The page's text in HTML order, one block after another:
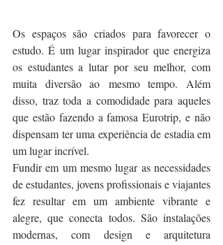
Os espaços são criados para favorecer o
estudo. É um lugar inspirador que energiza
os estudantes a lutar por seu melhor, com
muita diversão ao mesmo tempo. Além
disso, traz toda a comodidade para aqueles
que estão fazendo a famosa Eurotrip, e não
dispensam ter uma experiência de estadia em
um lugar incrível.
Fundir em um mesmo lugar as necessidades
de estudantes, jovens profissionais e viajantes
fez resultar em um ambiente vibrante e
alegre, que conecta todos. São instalações
modernas, com design e arquitetura